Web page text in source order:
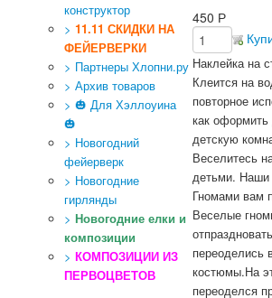
конструктор
> 11.11 СКИДКИ НА
ФЕЙЕРВЕРКИ
> Партнеры Хлопни.ру
> Архив товаров
> 🎃 Для Хэллоуина
🎃
> Новогодний
фейерверк
> Новогодние
гирлянды
> Новогодние елки и
композиции
> КОМПОЗИЦИИ ИЗ
ПЕРВОЦВЕТОВ
450 Р
Наклейка на
Клеится на
повторное
как оформить
детскую
Веселитесь
детьми. Наши
Гномами вам
Веселые
переоделись
костюмы.На
переоделся